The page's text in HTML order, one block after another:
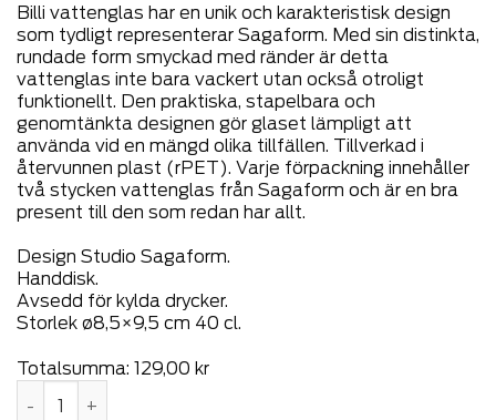
Billi vattenglas har en unik och karakteristisk design
som tydligt representerar Sagaform. Med sin distinkta,
rundade form smyckad med ränder är detta
vattenglas inte bara vackert utan också otroligt
funktionellt. Den praktiska, stapelbara och
genomtänkta designen gör glaset lämpligt att
använda vid en mängd olika tillfällen. Tillverkad i
återvunnen plast (rPET). Varje förpackning innehåller
två stycken vattenglas från Sagaform och är en bra
present till den som redan har allt.
Design Studio Sagaform.
Handdisk.
Avsedd för kylda drycker.
Storlek ø8,5×9,5 cm 40 cl.
Totalsumma: 129,00 kr